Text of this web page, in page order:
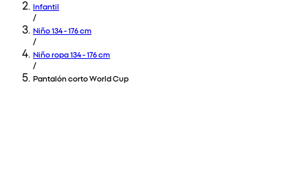
Infantil
/
Niño 134 - 176 cm
/
Niño ropa 134 - 176 cm
/
Pantalón corto World Cup